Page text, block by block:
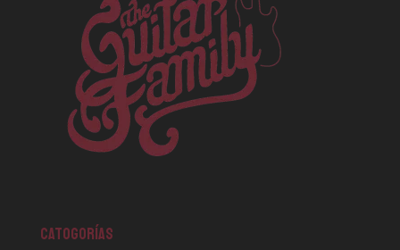
CATOGORÍAS